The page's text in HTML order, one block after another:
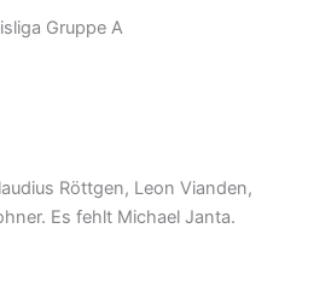
Gruppe A
Röttgen, Leon Vianden,
Es fehlt Michael Janta.